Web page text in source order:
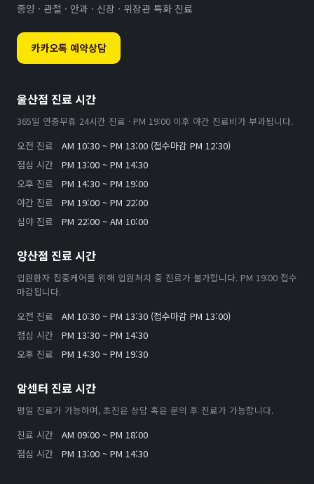
종양 · 관절 · 안과 · 신장 · 위장관 특화 진료
카카오톡 예약상담
울산점 진료 시간
365일 연중무휴 24시간 진료 · PM 19:00 이후 야간 진료비가 부과됩니다.
오전 진료
AM 10:30 ~ PM 13:00 (접수마감 PM 12:30)
점심 시간
PM 13:00 ~ PM 14:30
오후 진료
PM 14:30 ~ PM 19:00
야간 진료
PM 19:00 ~ PM 22:00
심야 진료
PM 22:00 ~ AM 10:00
양산점 진료 시간
입원환자 집중케어를 위해 입원처치 중 진료가 불가합니다. PM 19:00 접수
마감됩니다.
오전 진료
AM 10:30 ~ PM 13:30 (접수마감 PM 13:00)
점심 시간
PM 13:30 ~ PM 14:30
오후 진료
PM 14:30 ~ PM 19:30
암센터 진료 시간
평일 진료가 가능하며, 초진은 상담 혹은 문의 후 진료가 가능합니다.
진료 시간
AM 09:00 ~ PM 18:00
점심 시간
PM 13:00 ~ PM 14:30